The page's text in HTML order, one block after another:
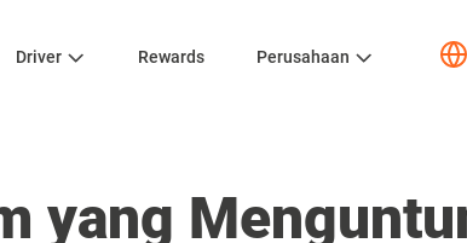
Driver Rewards Perusahaan
yang